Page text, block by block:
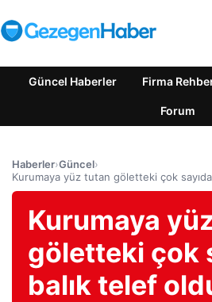
Güncel Haberler Firma
Forum
Haberler›Güncel›
Kurumaya yüz tutan göletteki çok
Kurumaya
göletteki çok
balık telef